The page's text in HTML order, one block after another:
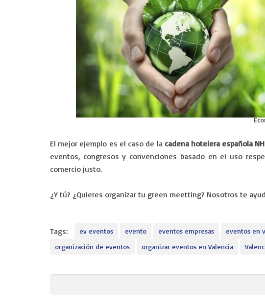
El mejor ejemplo es el caso de la cadena hotelera española
eventos, congresos y convenciones basado en el uso
comercio justo.
¿Y tú? ¿Quieres organizar tu green meetting? Nosotros te
Tags: ev eventos evento eventos empresas eventos en
organización de eventos
organizar eventos en Valencia